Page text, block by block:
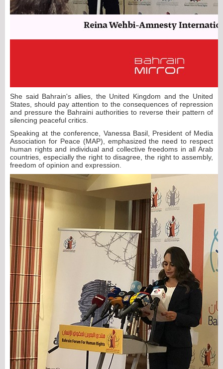
She said Bahrain's allies, the United Kingdom and the United
States, should pay attention to the consequences of repression
and pressure the Bahraini authorities to reverse their pattern of
silencing peaceful critics.
Speaking at the conference, Vanessa Basil, President of Media
Association for Peace (MAP), emphasized the need to respect
human rights and individual and collective freedoms in all Arab
countries, especially the right to disagree, the right to assembly,
freedom of opinion and expression.